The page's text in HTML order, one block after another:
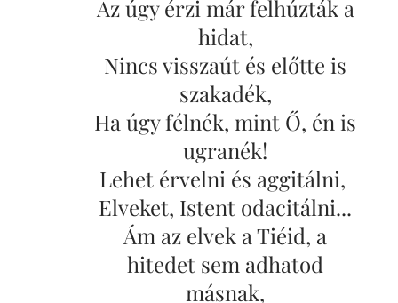
Az úgy érzi már felhúzták a
hidat,
Nincs visszaút és előtte is
szakadék,
Ha úgy félnék, mint Ő, én is
ugranék!
Lehet érvelni és aggitálni,
Elveket, Istent odacitálni...
Ám az elvek a Tiéid, a
hitedet sem adhatod
másnak,